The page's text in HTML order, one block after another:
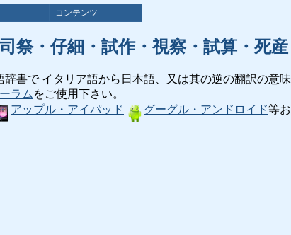
コンテンツ
祭・仔細・試作・視察・試算・死
辞書で イタリア語から日本語、又は其の逆の翻訳の意
ラム をご使用下さい。
アップル・アイパッド グーグル・アンドロイド等